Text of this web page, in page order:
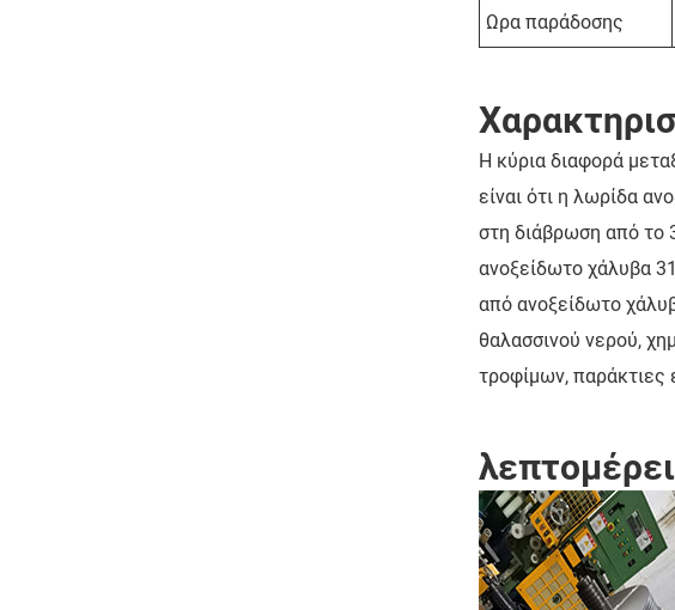
Ωρα παράδοσης
Η κύρια διαφορά
είναι ότι η λωρίδα
στη διάβρωση από το
ανοξείδωτο χάλυβα
από ανοξείδωτο
θαλασσινού νερού,
τροφίμων, παράκτιες